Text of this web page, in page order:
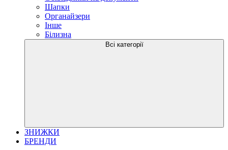
Шапки
Органайзери
Інше
Білизна
Всі категорії
ЗНИЖКИ
БРЕНДИ